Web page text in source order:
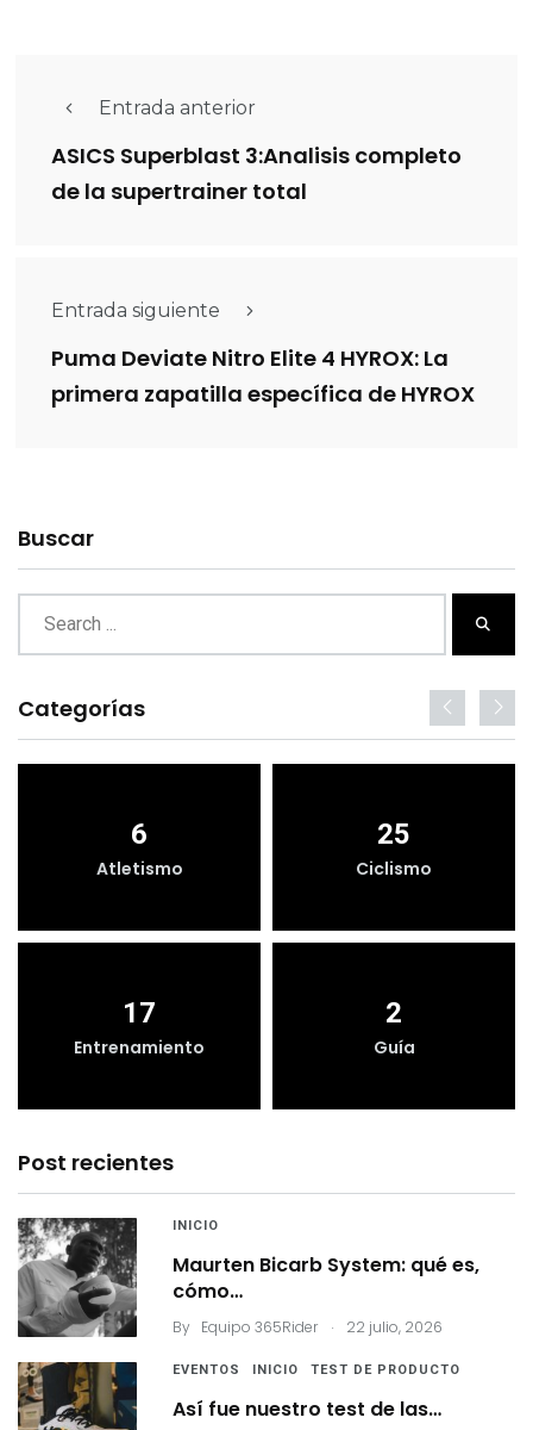
Entrada anterior
ASICS Superblast 3:Analisis completo
de la supertrainer total
Entrada siguiente
Puma Deviate Nitro Elite 4 HYROX: La
primera zapatilla específica de HYROX
Buscar
Categorías
6
Atletismo
25
Ciclismo
17
Entrenamiento
2
Guía
Post recientes
INICIO
Maurten Bicarb System: qué es,
cómo…
By Equipo 365Rider . 22 julio, 2026
EVENTOS INICIO TEST DE PRODUCTO
Así fue nuestro test de las…